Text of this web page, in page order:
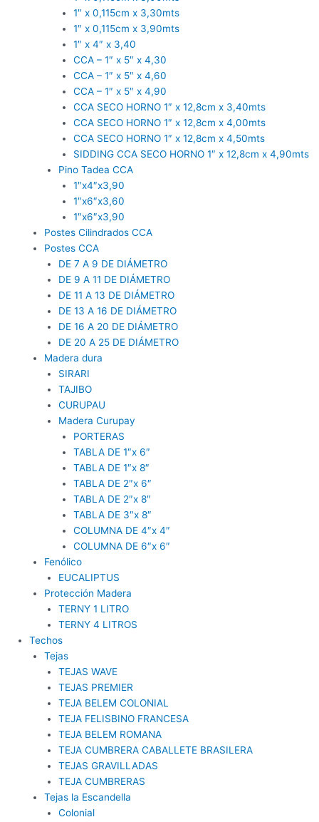
1″ x 0,115cm x 3,30mts
1″ x 0,115cm x 3,90mts
1″ x 4″ x 3,40
CCA – 1″ x 5″ x 4,30
CCA – 1″ x 5″ x 4,60
CCA – 1″ x 5″ x 4,90
CCA SECO HORNO 1″ x 12,8cm x 3,40mts
CCA SECO HORNO 1″ x 12,8cm x 4,00mts
CCA SECO HORNO 1″ x 12,8cm x 4,50mts
SIDDING CCA SECO HORNO 1″ x 12,8cm x 4,90mts
Pino Tadea CCA
1″x4″x3,90
1″x6″x3,60
1″x6″x3,90
Postes Cilindrados CCA
Postes CCA
DE 7 A 9 DE DIÁMETRO
DE 9 A 11 DE DIÁMETRO
DE 11 A 13 DE DIÁMETRO
DE 13 A 16 DE DIÁMETRO
DE 16 A 20 DE DIÁMETRO
DE 20 A 25 DE DIÁMETRO
Madera dura
SIRARI
TAJIBO
CURUPAU
Madera Curupay
PORTERAS
TABLA DE 1″x 6″
TABLA DE 1″x 8″
TABLA DE 2″x 6″
TABLA DE 2″x 8″
TABLA DE 3″x 8″
COLUMNA DE 4″x 4″
COLUMNA DE 6″x 6″
Fenólico
EUCALIPTUS
Protección Madera
TERNY 1 LITRO
TERNY 4 LITROS
Techos
Tejas
TEJAS WAVE
TEJAS PREMIER
TEJA BELEM COLONIAL
TEJA FELISBINO FRANCESA
TEJA BELEM ROMANA
TEJA CUMBRERA CABALLETE BRASILERA
TEJAS GRAVILLADAS
TEJA CUMBRERAS
Tejas la Escandella
Colonial